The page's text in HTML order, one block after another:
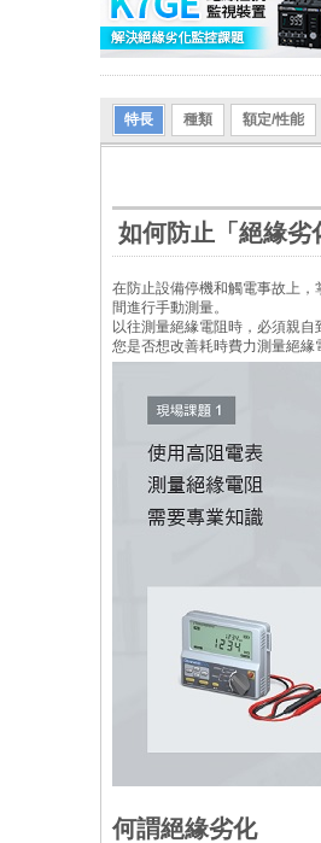
特長 種類 額定/性能
如何防止「絕緣劣
在防止設備停機和觸電事故上
間進行手動測量。
以往測量絕緣電阻時，必須親
您是否想改善耗時費力測量絕緣
何謂絕緣劣化